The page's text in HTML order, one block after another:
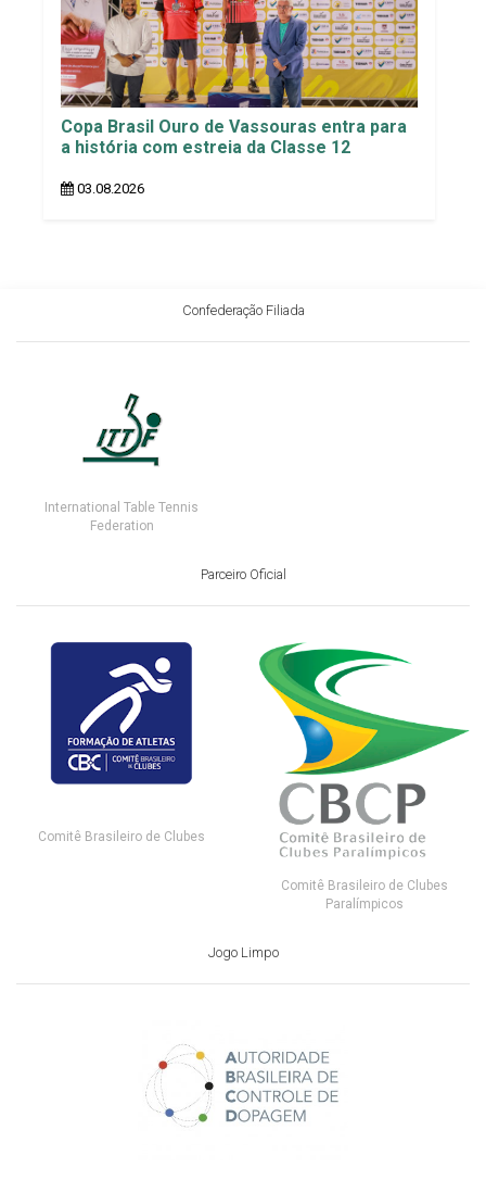
Copa Brasil Ouro de Vassouras entra para
a história com estreia da Classe 12
03.08.2026
Confederação Filiada
International Table Tennis
Federation
Parceiro Oficial
Comitê Brasileiro de Clubes
Comitê Brasileiro de Clubes
Paralímpicos
Jogo Limpo